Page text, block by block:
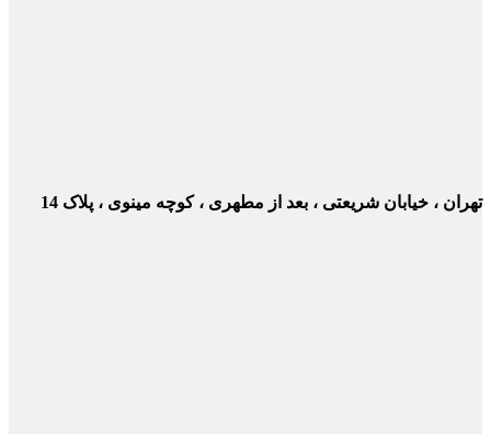
، خیابان شریعتی ، بعد از مطهری ، کوچه مینوی ، پلاک 14